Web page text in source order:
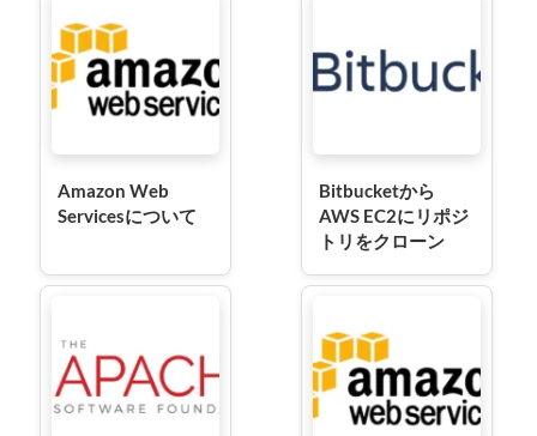
Amazon Web
Servicesについて
Bitbucketから
AWS EC2にリポジ
トリをクローン